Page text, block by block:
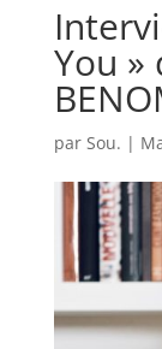
You »
par Sou. |